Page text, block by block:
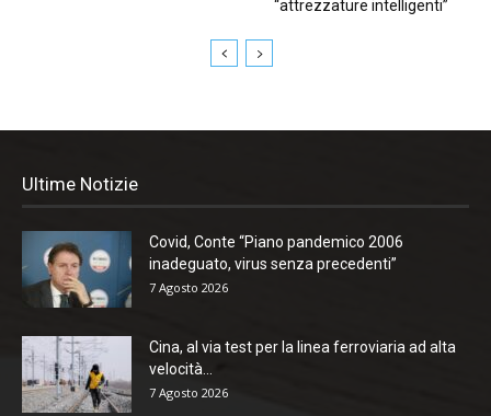
“attrezzature intelligenti”
Ultime Notizie
Covid, Conte “Piano pandemico 2006
inadeguato, virus senza precedenti”
7 Agosto 2026
Cina, al via test per la linea ferroviaria ad alta
velocità...
7 Agosto 2026